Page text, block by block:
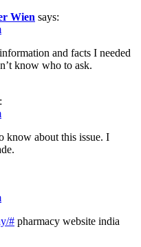
Wien says:
and facts I needed
know who to ask.
know about this issue. I
# pharmacy website india